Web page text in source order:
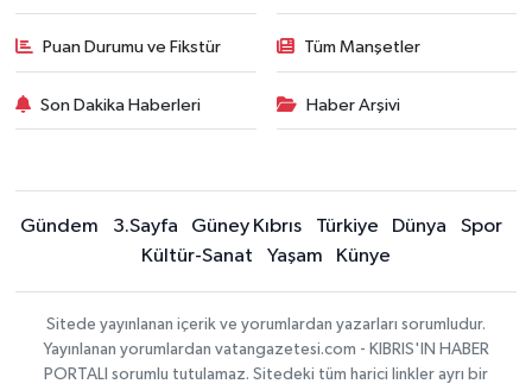
Puan Durumu ve Fikstür Tüm Manşetler
Son Dakika Haberleri Haber Arşivi
Gündem 3.Sayfa Güney Kıbrıs Türkiye Dünya
Spor
Kültür-Sanat
Yaşam Künye
Sitede yayınlanan içerik ve yorumlardan yazarları sorumludur.
Yayınlanan yorumlardan vatangazetesi.com - KIBRIS'IN HABER
PORTALI sorumlu tutulamaz. Sitedeki tüm harici linkler ayrı bir